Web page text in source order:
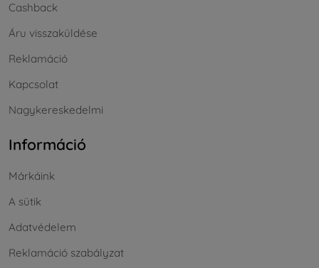
Cashback
Áru visszaküldése
Reklamáció
Kapcsolat
Nagykereskedelmi
Információ
Márkáink
A sütik
Adatvédelem
Reklamáció szabályzat